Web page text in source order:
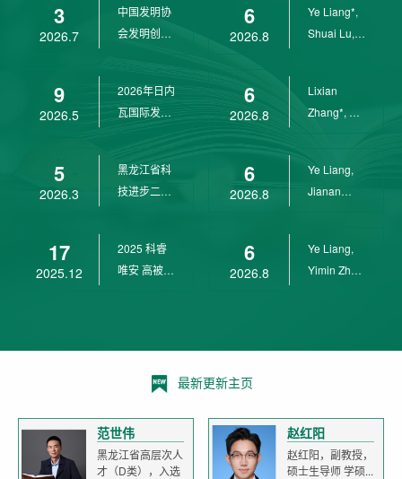
3
2026.7
中国发明协
会发明创业
9
2026.5
2026年日内
瓦国际发明
5
2026.3
黑龙江省科
技进步二等
17
2025.12
2025 科睿
唯安 高被引
6
2026.8
Ye Liang*,
Shuai Lu,
6
2026.8
Lixian
Zhang*, Ye
6
2026.8
Ye Liang,
Jianan
6
2026.8
Ye Liang,
Yimin Zhu,
最新更新主页
范世伟
黑龙江省高层次人
才（D类），入选
赵红阳
赵红阳，副教授，
硕士生导师 学硕...